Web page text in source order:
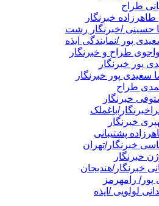
طراح
خبرنگار
حسینی /خبرنگار رشت
پور /نمایندگی ایذه
طراح و خبرنگار
پور خبرنگار
سعیدی پور خبرنگار
طراح
خبرنگار
باغملک
خبرنگار
پشتیبانی
خبرنگار/تهران
خبرنگار
خبرنگار/هندیجان
رامهرمز
لولویی /ایذه